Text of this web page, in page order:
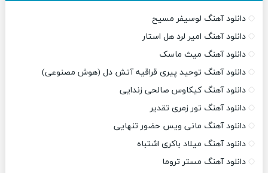
دانلود آهنگ لوسیفر مسیح
دانلود آهنگ امیر لرد هل استار
دانلود آهنگ میث ماسک
دانلود آهنگ توحید پیری قراقیه آتش دل (هوش مصنوعی)
دانلود آهنگ کیکاوس صالحی زندایی
دانلود آهنگ تور زمری تقدیر
دانلود آهنگ مانی ویس حضور تنهایی
دانلود آهنگ میلاد باکری اشتباه
دانلود آهنگ مستر تروما